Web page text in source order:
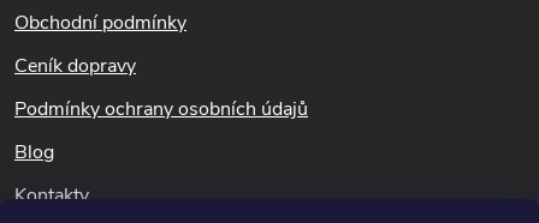
d
a
c
í
p
a
Obchodní podmínky
Ceník dopravy
Podmínky ochrany osobních údajů
Blog
Kontakty